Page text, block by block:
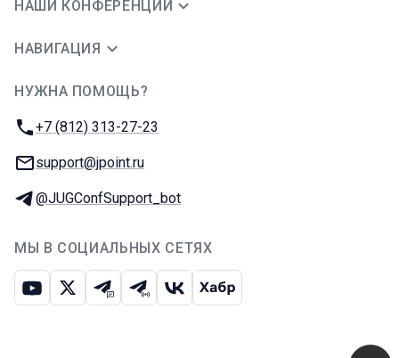
НАШИ КОНФЕРЕНЦИИ
НАВИГАЦИЯ
НУЖНА ПОМОЩЬ?
Телефон:
+7 (812) 313-27-23
E-mail:
support@jpoint.ru
Телеграм:
@JUGConfSupport_bot
МЫ В СОЦИАЛЬНЫХ СЕТЯХ
ЮтубИкс Телеграм-чат
Телеграм-канал
ВКонтакте
Хабр